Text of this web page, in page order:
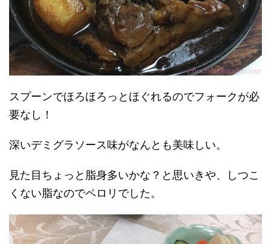
スプーンでほろほろっとほぐれるのでフォークが必
要なし！
深いデミグラソース味がなんとも美味しい。
見た目ちょっと脂身多いかな？と思いきや、しつこ
くない脂なのでペロリでした。